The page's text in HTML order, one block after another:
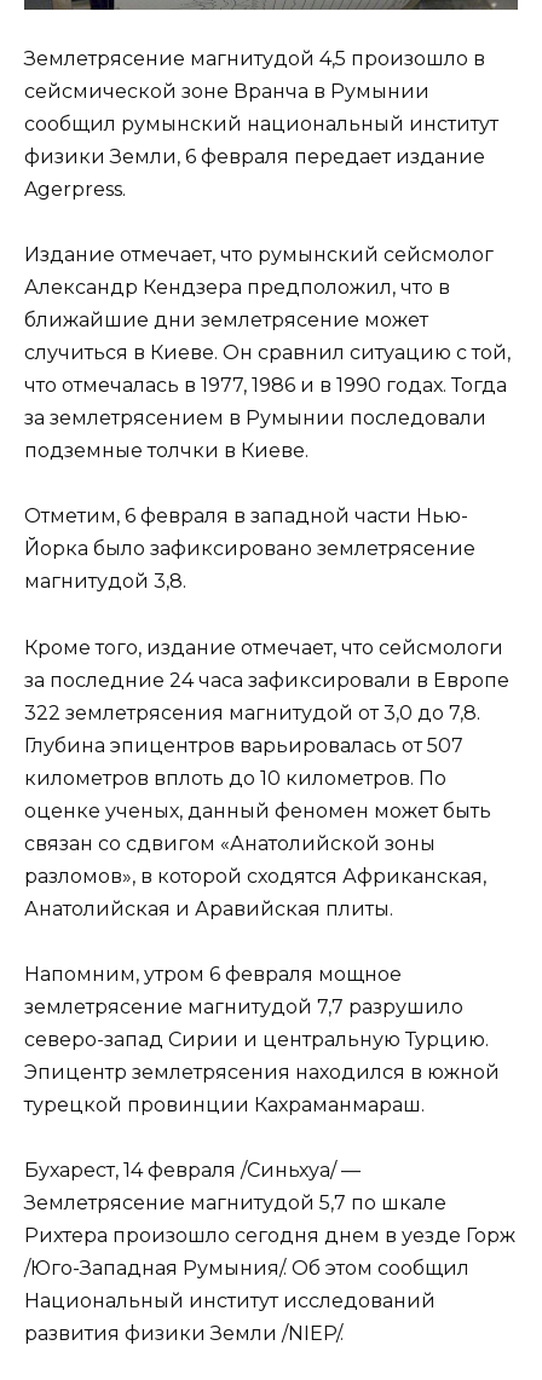
Землетрясение магнитудой 4,5 произошло в
сейсмической зоне Вранча в Румынии
сообщил румынский национальный институт
физики Земли, 6 февраля передает издание
Agerpress.
Издание отмечает, что румынский сейсмолог
Александр Кендзера предположил, что в
ближайшие дни землетрясение может
случиться в Киеве. Он сравнил ситуацию с той,
что отмечалась в 1977, 1986 и в 1990 годах. Тогда
за землетрясением в Румынии последовали
подземные толчки в Киеве.
Отметим, 6 февраля в западной части Нью-
Йорка было зафиксировано землетрясение
магнитудой 3,8.
Кроме того, издание отмечает, что сейсмологи
за последние 24 часа зафиксировали в Европе
322 землетрясения магнитудой от 3,0 до 7,8.
Глубина эпицентров варьировалась от 507
километров вплоть до 10 километров. По
оценке ученых, данный феномен может быть
связан со сдвигом «Анатолийской зоны
разломов», в которой сходятся Африканская,
Анатолийская и Аравийская плиты.
Напомним, утром 6 февраля мощное
землетрясение магнитудой 7,7 разрушило
северо-запад Сирии и центральную Турцию.
Эпицентр землетрясения находился в южной
турецкой провинции Кахраманмараш.
Бухарест, 14 февраля /Синьхуа/ —
Землетрясение магнитудой 5,7 по шкале
Рихтера произошло сегодня днем в уезде Горж
/Юго-Западная Румыния/. Об этом сообщил
Национальный институт исследований
развития физики Земли /NIEP/.